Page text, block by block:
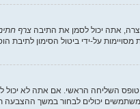
אתה יכול לסמן את התיבה צרף
על-ידי ביטול הסימון
השליחה הראשי. אם אתה לא